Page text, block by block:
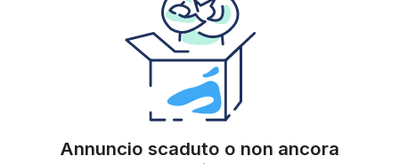
Annuncio scaduto o non ancora